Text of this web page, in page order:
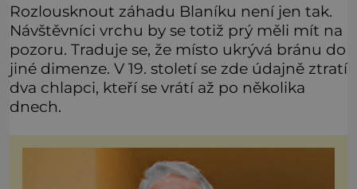
Rozlousknout záhadu Blaníku není jen tak.
Návštěvníci vrchu by se totiž prý měli mít na
pozoru. Traduje se, že místo ukrývá bránu do
jiné dimenze. V 19. století se zde údajně ztratí
dva chlapci, kteří se vrátí až po několika
dnech.